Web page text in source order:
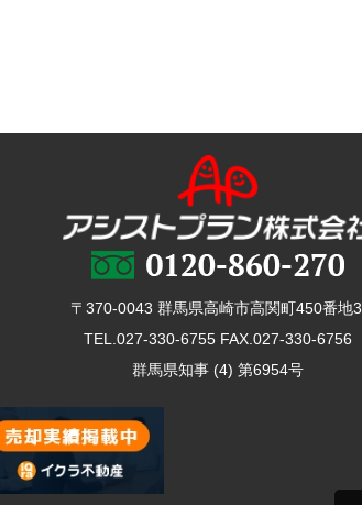
〒370-0043 群馬県高崎市高関町450番地3
TEL.027-330-6755 FAX.027-330-6756
群馬県知事 (4) 第6954号